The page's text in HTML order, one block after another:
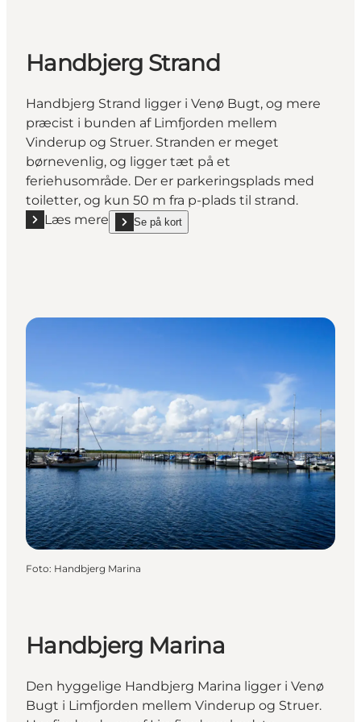
Handbjerg Strand
Handbjerg Strand ligger i Venø Bugt, og mere
præcist i bunden af Limfjorden mellem
Vinderup og Struer. Stranden er meget
børnevenlig, og ligger tæt på et
feriehusområde. Der er parkeringsplads med
toiletter, og kun 50 m fra p-plads til strand.
Læs mere
Læs mere "Handbjerg Strand"
Se på kort
show Handbjerg Strand on_map
Foto: Handbjerg Marina
Handbjerg Marina
Den hyggelige Handbjerg Marina ligger i Venø
Bugt i Limfjorden mellem Vinderup og Struer.